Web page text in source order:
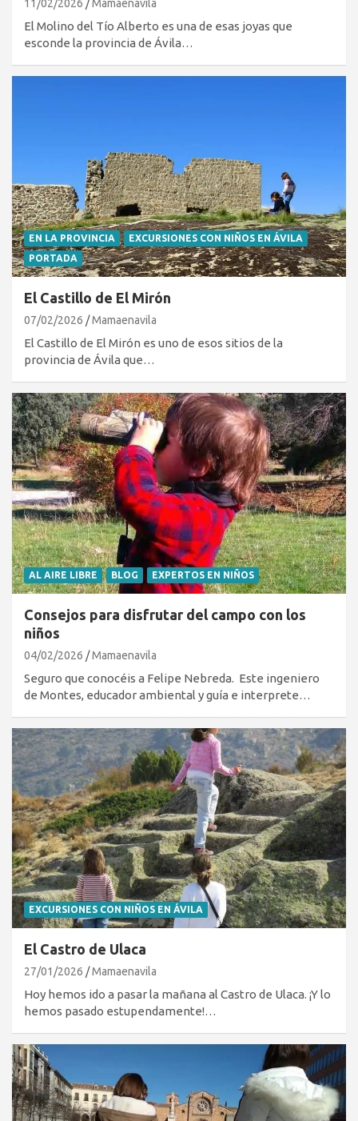
11/02/2026 Mamaenavila
El Molino del Tío Alberto es una de esas joyas que
esconde la provincia de Ávila…
EN LA PROVINCIA
EXCURSIONES CON NIÑOS EN ÁVILA
PORTADA
El Castillo de El Mirón
07/02/2026 Mamaenavila
El Castillo de El Mirón es uno de esos sitios de la
provincia de Ávila que…
AL AIRE LIBRE BLOG EXPERTOS EN NIÑOS
Consejos para disfrutar del campo con los
niños
04/02/2026 Mamaenavila
Seguro que conocéis a Felipe Nebreda. Este ingeniero
de Montes, educador ambiental y guía e interprete…
EXCURSIONES CON NIÑOS EN ÁVILA
El Castro de Ulaca
27/01/2026 Mamaenavila
Hoy hemos ido a pasar la mañana al Castro de Ulaca. ¡Y lo
hemos pasado estupendamente!…